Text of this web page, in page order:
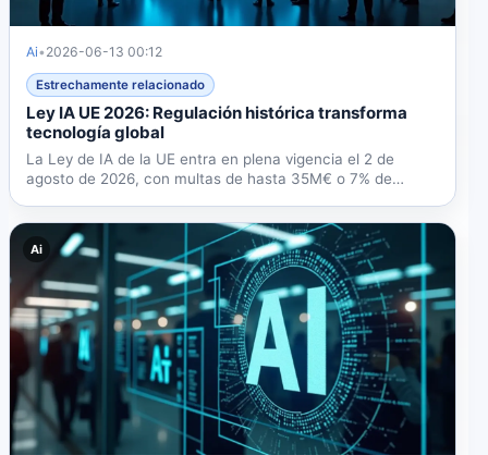
Ai• 2026-06-13 00:12
Estrechamente relacionado
Ley IA UE 2026: Regulación histórica transforma
tecnología global
La Ley de IA de la UE entra en plena vigencia el 2 de
agosto de 2026, con multas de hasta 35M€ o 7% de
Ai